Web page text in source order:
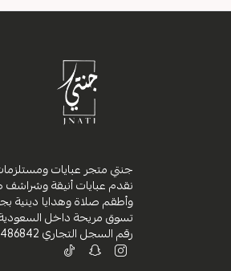
جنتي متجر عبايات
نقدم عبايات أنيقة
وأطقم صلاة وهدايا دينية
تسوق مريحة داخل
رقم السجل التجاري